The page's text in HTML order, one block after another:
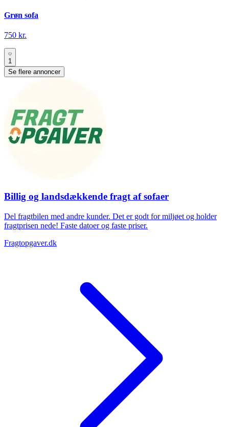
Grøn sofa
750 kr.
1
Se flere annoncer
Billig og landsdækkende fragt af sofaer
Del fragtbilen med andre kunder. Det er godt for miljøet og holder
fragtprisen nede! Faste datoer og faste priser.
Fragtopgaver.dk